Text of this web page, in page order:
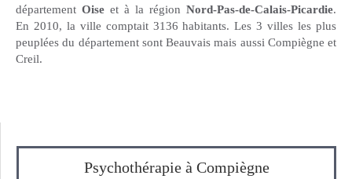
département Oise et à la région Nord-Pas-de-Calais-Picardie.
En 2010, la ville comptait 3136 habitants. Les 3 villes les plus
peuplées du département sont Beauvais mais aussi Compiègne et
Creil.
Psychothérapie à Compiègne